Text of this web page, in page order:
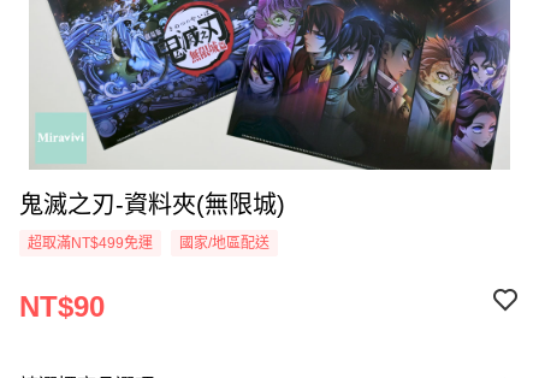
鬼滅之刃-資料夾(無限城)
超取滿NT$499免運 國家/地區配送
NT$90